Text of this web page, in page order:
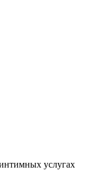
услугах